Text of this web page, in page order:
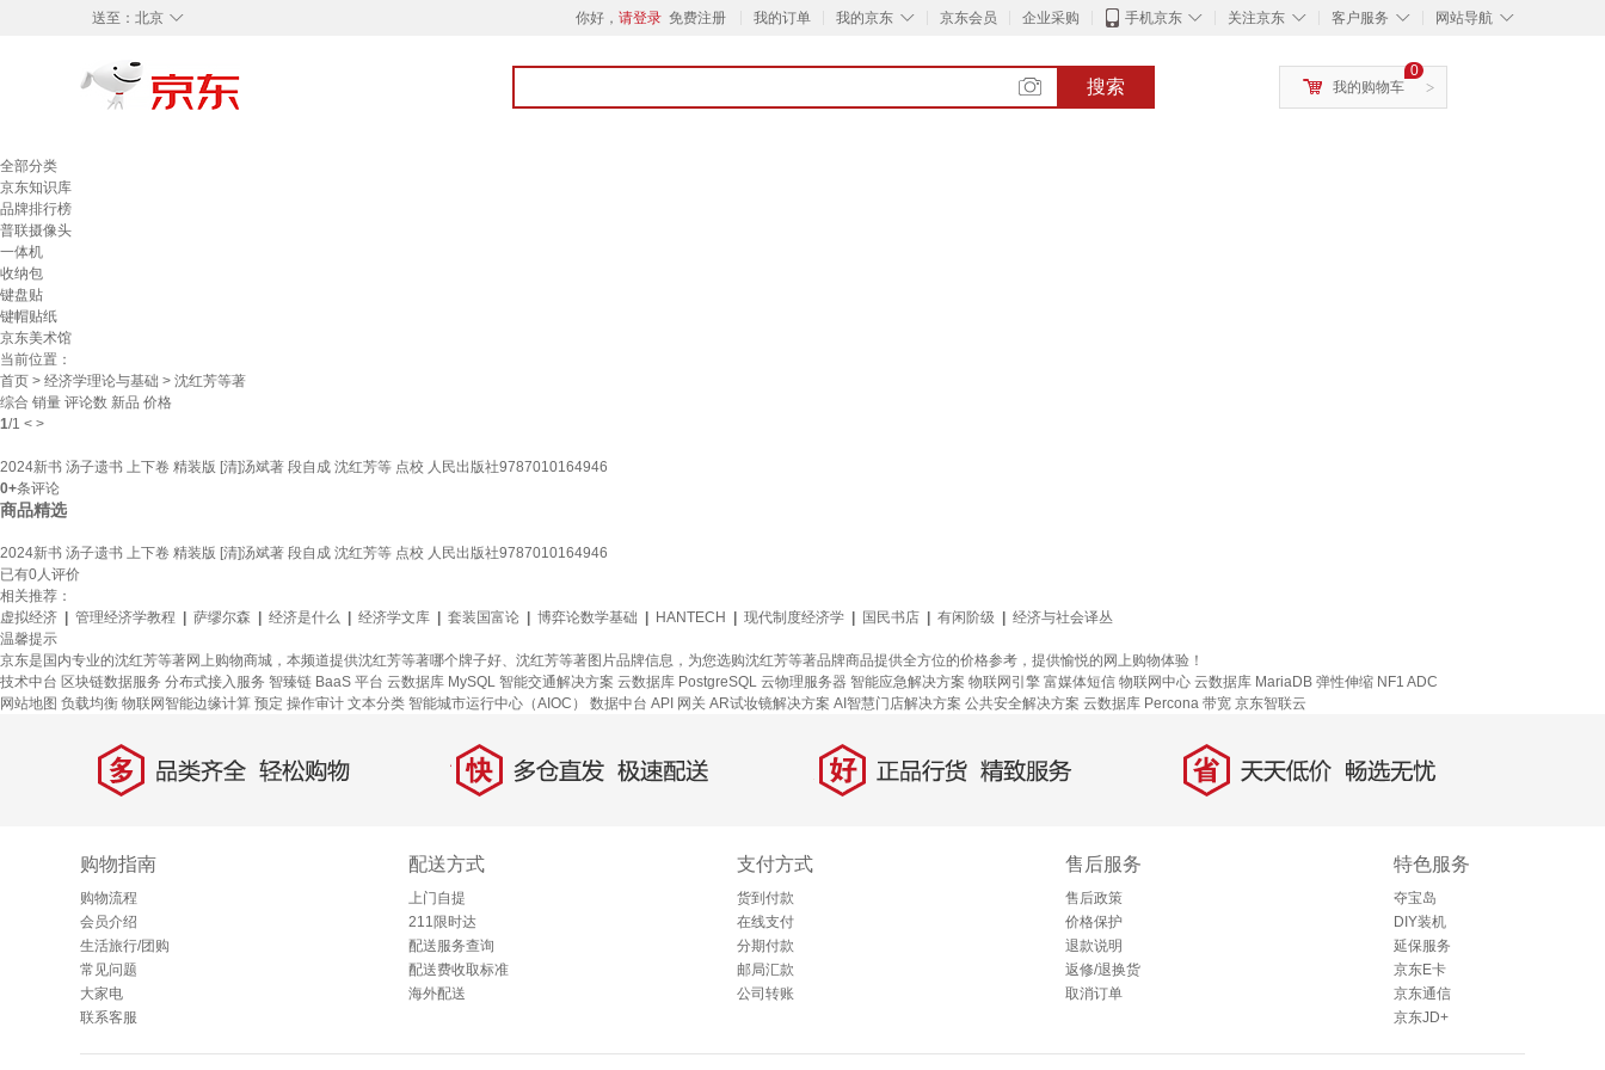
◇
送至： 北京 你好， 请登录 免费注册 我的订单 ◇
我的京东 京东会员 企业采购 ◇
手机京东 ◇
关注京东 ◇
客户服务 ◇
网站导航
搜索 >
0
我的购物车
全部分类
京东知识库
品牌排行榜
普联摄像头
一体机
收纳包
键盘贴
键帽贴纸
京东美术馆
当前位置：
首页 > 经济学理论与基础 > 沈红芳等著
综合 销量 评论数 新品 价格
1/1 < >
2024新书 汤子遗书 上下卷 精装版 [清]汤斌著 段自成 沈红芳等 点校 人民出版社9787010164946
0+条评论
商品精选
2024新书 汤子遗书 上下卷 精装版 [清]汤斌著 段自成 沈红芳等 点校 人民出版社9787010164946
已有0人评价
相关推荐：
虚拟经济
管理经济学教程 萨缪尔森 经济是什么 经济学文库 套装国富论 博弈论数学基础 HANTECH 现代制度经济学 国民书店 有闲阶级
经济与社会译丛
温馨提示
京东是国内专业的沈红芳等著网上购物商城，本频道提供沈红芳等著哪个牌子好、沈红芳等著图片品牌信息，为您选购沈红芳等著品牌商品提供全方位的价格参考，提供愉悦的网上购物体验！
技术中台 区块链数据服务 分布式接入服务 智臻链 BaaS 平台 云数据库 MySQL 智能交通解决方案 云数据库 PostgreSQL 云物理服务器 智能应急解决方案 物联网引擎 富媒体短信 物联网中心 云数据库 MariaDB 弹性伸缩 NF1 ADC
网站地图 负载均衡 物联网智能边缘计算 预定 操作审计 文本分类 智能城市运行中心（AIOC） 数据中台 API 网关 AR试妆镜解决方案 AI智慧门店解决方案 公共安全解决方案 云数据库 Percona 带宽 京东智联云
多 品类齐全，轻松购物 快 多仓直发，极速配送 好 正品行货，精致服务 省 天天低价，畅选无忧
购物指南
购物流程
会员介绍
生活旅行/团购
常见问题
大家电
联系客服
配送方式
上门自提
211限时达
配送服务查询
配送费收取标准
海外配送
支付方式
货到付款
在线支付
分期付款
邮局汇款
公司转账
售后服务
售后政策
价格保护
退款说明
返修/退换货
取消订单
特色服务
夺宝岛
DIY装机
延保服务
京东E卡
京东通信
京东JD+